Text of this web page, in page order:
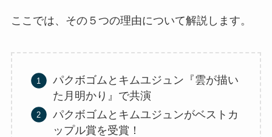
ここでは、その５つの理由について解説します。
パクボゴムとキムユジュン『雲が描い
た月明かり』で共演
パクボゴムとキムユジュンがベストカ
ップル賞を受賞！